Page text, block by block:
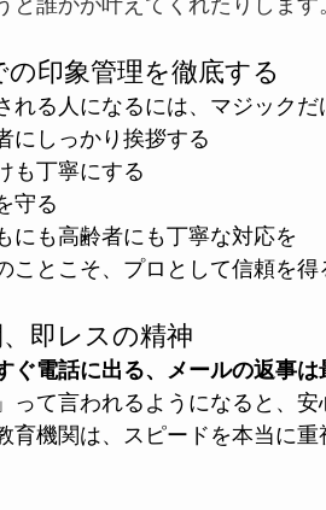
と誰かが叶えてくれたりします
の印象管理を徹底する
れる人になるには、マジック
にしっかり挨拶する
も丁寧にする
守る
にも高齢者にも丁寧な対応を
ことこそ、プロとして信頼を
、即レスの精神
ぐ電話に出る、メールの返事は
って言われるようになると、
育機関は、スピードを本当に